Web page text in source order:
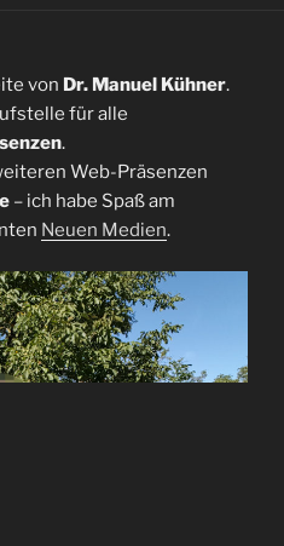
von Dr. Manuel Kühner.
für alle
.
Web-Präsenzen
– ich habe Spaß am
Neuen Medien.